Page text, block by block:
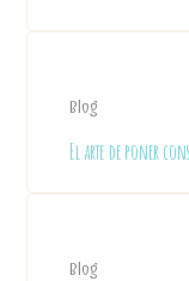
Blog
El arte de poner
Blog